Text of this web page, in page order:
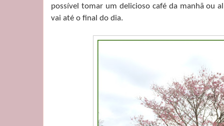
possível tomar um delicioso café da manhã ou
vai até o final do dia.